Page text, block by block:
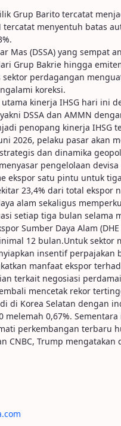
Grup Barito tercatat
menyentuh batas
Mas (DSSA) yang sempat
Grup Bakrie hingga
perdagangan
koreksi.
kinerja IHSG hari ini
DSSA dan AMMN
penopang kinerja IHSG
2026, pelaku pasar
dan dinamika
pengelolaan
ekspor satu pintu untuk
23,4% dari total
alam sekaligus
setiap tiga bulan
Sumber Daya Alam
12 bulan.Untuk
insentif
manfaat ekspor
terkait negosiasi
mencetak rekor
di Korea Selatan dengan
melemah 0,67%.
perkembangan terbaru
CNBC, Trump